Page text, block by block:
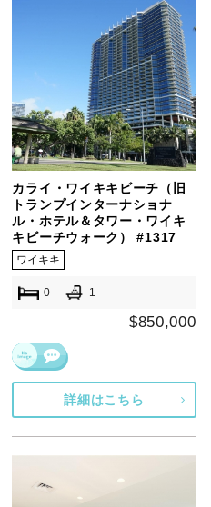
カライ・ワイキキビーチ（旧
トランプインターナショナ
ル・ホテル＆タワー・ワイキ
キビーチウォーク） #1317
ワイキキ
0 1
$850,000
詳細はこちら